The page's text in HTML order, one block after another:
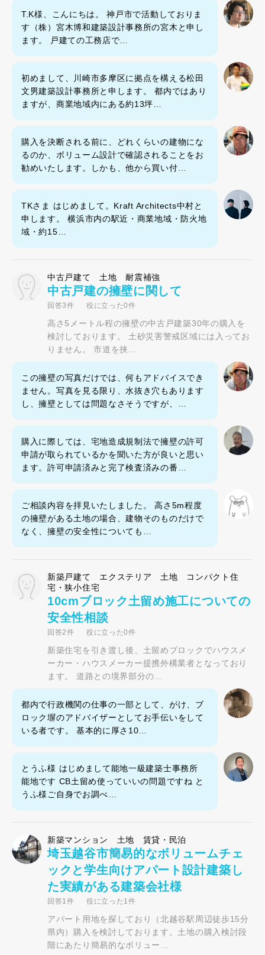
T.K様、こんにちは。 神戸市で活動しておりま
す（株）宮木博和建築設計事務所の宮木と申し
ます。 戸建ての工務店で…
初めまして、川崎市多摩区に拠点を構える松田
文男建築設計事務所と申します。 都内ではあり
ますが、商業地域内にある約13坪…
購入を決断される前に、どれくらいの建物にな
るのか、ボリューム設計で確認されることをお
勧めいたします。しかも、他から買い付…
TKさま はじめまして。Kraft Architects中村と
申します。 横浜市内の駅近・商業地域・防火地
域・約15…
中古戸建て 土地 耐震補強
中古戸建の擁壁に関して
回答3件 役に立った0件
高さ5メートル程の擁壁の中古戸建築30年の購入を
検討しております。 土砂災害警戒区域には入ってお
りません。 市道を挟…
この擁壁の写真だけでは、何もアドバイスでき
ません。写真を見る限り、水抜き穴もあります
し、擁壁としては問題なさそうですが、…
購入に際しては、宅地造成規制法で擁壁の許可
申請が取られているかを聞いた方が良いと思い
ます。許可申請済みと完了検査済みの番…
ご相談内容を拝見いたしました。 高さ5m程度
の擁壁がある土地の場合、建物そのものだけで
なく、擁壁の安全性についても…
新築戸建て エクステリア 土地 コンパクト住
宅・狭小住宅
10cmブロック土留め施工についての
安全性相談
回答2件 役に立った0件
新築住宅を引き渡し後、土留めブロックでハウスメ
ーカー・ハウスメーカー提携外構業者となっており
ます。 道路との境界部分の…
都内で行政機関の仕事の一部として、がけ、ブ
ロック塀のアドバイザーとしてお手伝いをして
いる者です。 基本的に厚さ10…
とうふ様 はじめまして能地一級建築士事務所
能地です CB土留め使っていいの問題ですね と
うふ様ご自身でお調べ…
新築マンション 土地 賃貸・民泊
埼玉越谷市簡易的なボリュームチェ
ックと学生向けアパート設計建築し
た実績がある建築会社様
回答1件 役に立った1件
アパート用地を探しており（北越谷駅周辺徒歩15分
県内）購入を検討しております。土地の購入検討段
階にあたり簡易的なボリュー…